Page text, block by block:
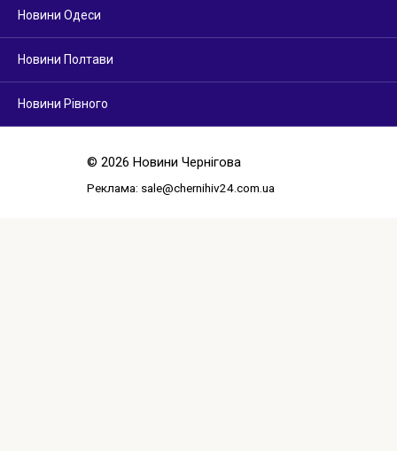
Новини Одеси
Новини Полтави
Новини Рівного
© 2026 Новини Чернігова
Реклама: sale@chernihiv24.com.ua